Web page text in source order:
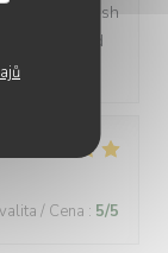
cake. I wish
food and
:)
/ Cena : 5/5